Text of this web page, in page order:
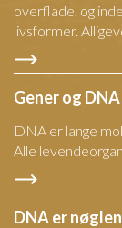
overflade, og
livsformer.
Gener og DNA
DNA er lange
Alle
DNA er